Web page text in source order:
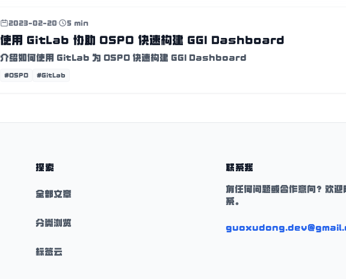
2023-02-20 5 min
使用 GitLab 协助 OSPO 快速构建 GGI Dashboard
介绍如何使用 GitLab 为 OSPO 快速构建 GGI Dashboard
#OSPO #GitLab
探索
全部文章
分类浏览
标签云
联系我
有任何问题或合作意向？欢迎
系。